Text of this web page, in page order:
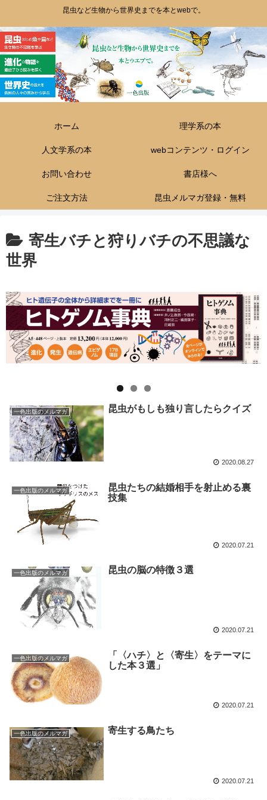
昆虫など生物から世界史までを本とwebで。
ホーム 理学系の本
人文学系の本 webコンテンツ・ログイン
お問い合わせ 書店様へ
ご注文方法 昆虫メルマガ登録・無料
寄生バチと狩りバチの不思議な
世界
一色出版のメルマガ 昆虫がもしも独り言したらクイズ
2020.08.27
一色出版のメルマガ
昆虫たちの結婚相手を射止める裏
技集
2020.07.21
一色出版のメルマガ 昆虫の脳の特徴３選
2020.07.21
一色出版のメルマガ
「〈ハチ〉と〈寄生〉をテーマに
した本３選」
2020.07.21
一色出版のメルマガ 寄生する鳥たち
2020.07.21